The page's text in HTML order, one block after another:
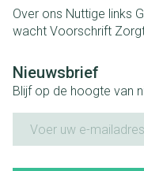
Over ons Nuttige links
wacht Voorschrift
Nieuwsbrief
Blijf op de hoogte van